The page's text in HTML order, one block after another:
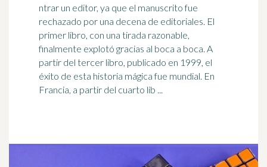
ntrar un editor, ya que el manuscrito fue
rechazado por una decena de editoriales. El
primer libro, con una tirada razonable,
finalmente explotó gracias al boca a boca. A
partir del tercer libro, publicado en 1999, el
éxito de esta historia mágica fue mundial. En
Francia, a partir del cuarto lib ...